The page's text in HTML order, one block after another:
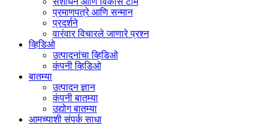
प्रमाणपत्रे आणि सन्मान
प्रदर्शने
वारंवार विचारले जाणारे प्रश्न
व्हिडिओ
उत्पादनांचा व्हिडिओ
कंपनी व्हिडिओ
बातम्या
उत्पादन ज्ञान
कंपनी बातम्या
उद्योग बातम्या
आमच्याशी संपर्क साधा